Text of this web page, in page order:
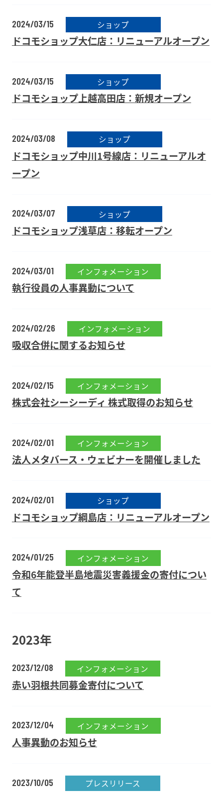
2024/03/15 ショップ
ドコモショップ大仁店：リニューアルオープン
2024/03/15 ショップ
ドコモショップ上越高田店：新規オープン
2024/03/08 ショップ
ドコモショップ中川1号線店：リニューアルオ
ープン
2024/03/07 ショップ
ドコモショップ浅草店：移転オープン
2024/03/01 インフォメーション
執行役員の人事異動について
2024/02/26 インフォメーション
吸収合併に関するお知らせ
2024/02/15 インフォメーション
株式会社シーシーディ 株式取得のお知らせ
2024/02/01 インフォメーション
法人メタバース・ウェビナーを開催しました
2024/02/01 ショップ
ドコモショップ綱島店：リニューアルオープン
2024/01/25 インフォメーション
令和6年能登半島地震災害義援金の寄付につい
て
2023年
2023/12/08 インフォメーション
赤い羽根共同募金寄付について
2023/12/04 インフォメーション
人事異動のお知らせ
2023/10/05 プレスリリース